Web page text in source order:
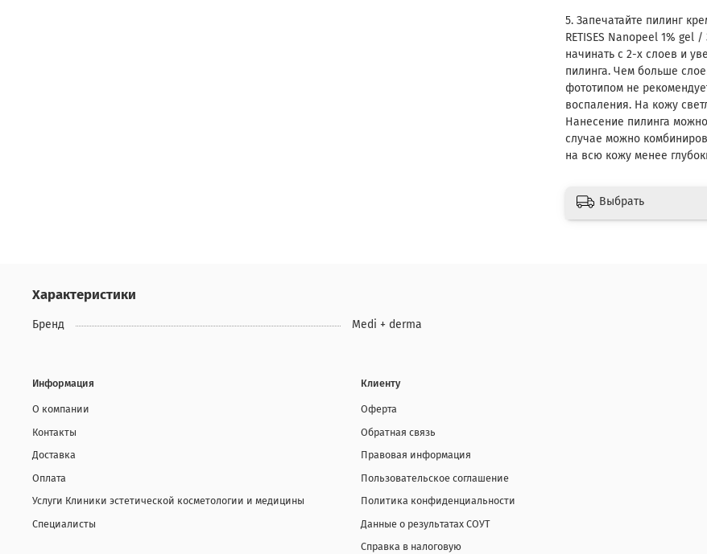
5. Запечатайте пилинг
RETISES Nanopeel 1% gel
начинать с 2-х слоев и
пилинга. Чем больше
фототипом не
воспаления. На кожу
Нанесение пилинга
случае можно
на всю кожу менее
Выбрать
Характеристики
Бренд Medi + derma
Информация
О компании
Контакты
Доставка
Оплата
Услуги Клиники эстетической косметологии и медицины
Специалисты
Клиенту
Оферта
Обратная связь
Правовая информация
Пользовательское соглашение
Политика конфиденциальности
Данные о результатах СОУТ
Справка в налоговую